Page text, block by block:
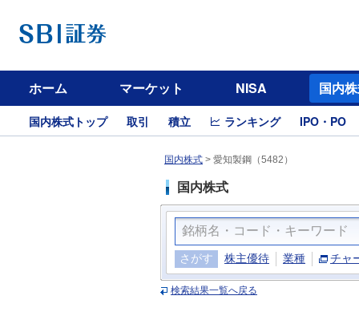
ホーム マーケット NISA 国内
国内株式トップ 取引 積立 ランキング IPO・PO
国内株式 > 愛知製鋼（5482）
国内株式
さがす 株主優待 業種 チャ
検索結果一覧へ戻る